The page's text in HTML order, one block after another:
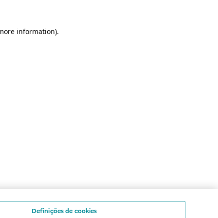
information).
Definições de cookies